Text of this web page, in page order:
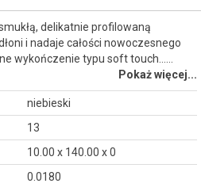
delikatnie profilowaną
i nadaje całości nowoczesnego
wykończenie typu soft touch...…
Pokaż więcej...
niebieski
13
10.00 x 140.00 x 0
0.0180